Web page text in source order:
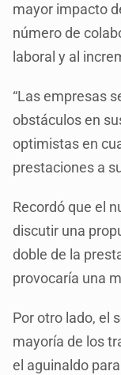
mayor impacto
número de
laboral y al
“Las empresas
obstáculos en
optimistas en
prestaciones a
Recordó que el
discutir una
doble de la
provocaría una
Por otro lado, el
mayoría de los
el aguinaldo